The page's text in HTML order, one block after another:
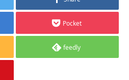
Pocket
feedly